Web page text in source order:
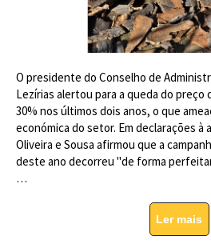
O presidente do Conselho de
Lezírias alertou para a queda do preço
30% nos últimos dois anos, o que
económica do setor. Em declarações à
Oliveira e Sousa afirmou que a
deste ano decorreu "de forma
…
Ler mais